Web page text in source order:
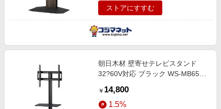
ストアにすすむ
朝日木材 壁寄せテレビスタンド
32?60V対応 ブラック WS-MB650-
￥ 14,800
1.5%